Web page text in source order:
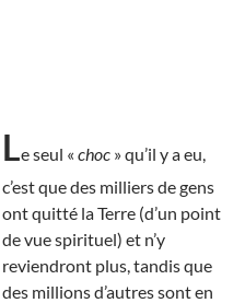
Le seul « choc » qu’il y a eu,
c’est que des milliers de gens
ont quitté la Terre (d’un point
de vue spirituel) et n’y
reviendront plus, tandis que
des millions d’autres sont en